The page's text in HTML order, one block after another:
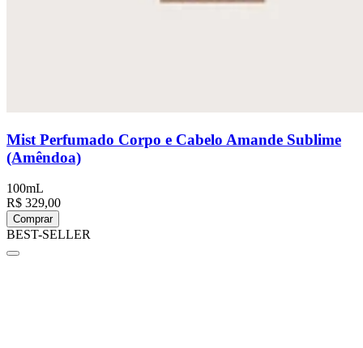
Mist Perfumado Corpo e Cabelo Amande Sublime
(Amêndoa)
100mL
R$ 329,00
Comprar
BEST-SELLER